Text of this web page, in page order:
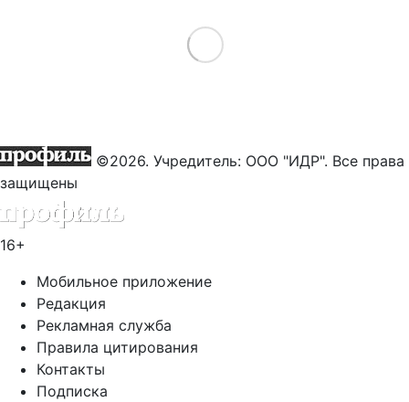
Load More
©2026. Учредитель: ООО "ИДР". Все права
защищены
16+
Мобильное приложение
Редакция
Рекламная служба
Правила цитирования
Контакты
Подписка